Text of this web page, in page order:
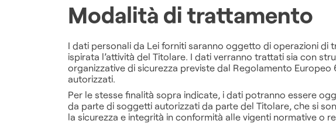
Modalità di trattamento
I dati personali da Lei forniti saranno oggetto di operazioni
ispirata l’attività del Titolare. I dati verranno trattati sia con
organizzative di sicurezza previste dal Regolamento
autorizzati.
Per le stesse finalità sopra indicate, i dati potranno essere
da parte di soggetti autorizzati da parte del Titolare, che si
la sicurezza e integrità in conformità alle vigenti normative o